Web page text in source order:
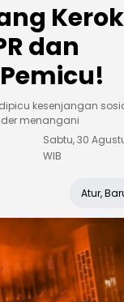
Kerok
dan
kesenjangan
menangani
Sabtu, 30
WIB
Atur,